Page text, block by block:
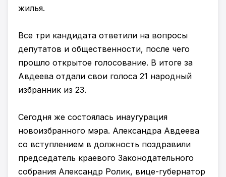
жилья.
Все три кандидата ответили на вопросы
депутатов и общественности, после чего
прошло открытое голосование. В итоге за
Авдеева отдали свои голоса 21 народный
избранник из 23.
Сегодня же состоялась инаугурация
новоизбранного мэра. Александра Авдеева
со вступлением в должность поздравили
председатель краевого Законодательного
собрания Александр Ролик, вице-губернатор